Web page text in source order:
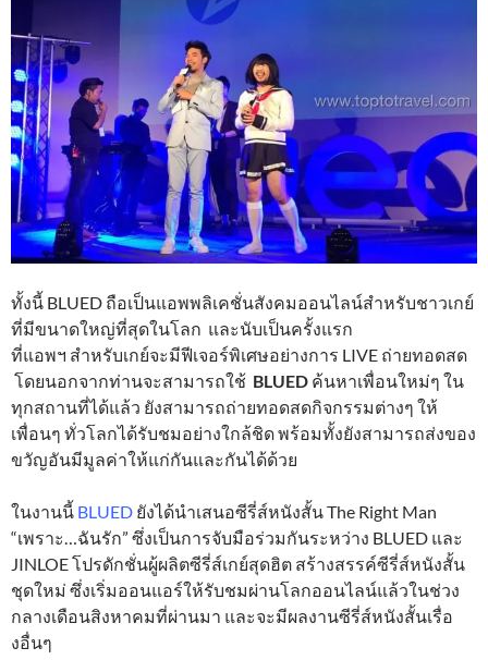
ทั้งนี้ BLUED ถือเป็นแอพพลิเคชั่นสังคมออนไลน์สำหรับชาวเกย์
ที่มีขนาดใหญ่ที่สุดในโลก และนับเป็นครั้งแรก
ที่แอพฯ สำหรับเกย์จะมีฟีเจอร์พิเศษอย่างการ LIVE ถ่ายทอดสด
โดยนอกจากท่านจะสามารถใช้ BLUED ค้นหาเพื่อนใหม่ๆ ใน
ทุกสถานที่ได้แล้ว ยังสามารถถ่ายทอดสดกิจกรรมต่างๆ ให้
เพื่อนๆ ทั่วโลกได้รับชมอย่างใกล้ชิด พร้อมทั้งยังสามารถส่งของ
ขวัญอันมีมูลค่าให้แก่กันและกันได้ด้วย
ในงานนี้ BLUED ยังได้นำเสนอซีรี่ส์หนังสั้น The Right Man
“เพราะ…ฉันรัก” ซึ่งเป็นการจับมือร่วมกันระหว่าง BLUED และ
JINLOE โปรดักชั่นผู้ผลิตซีรี่ส์เกย์สุดฮิต สร้างสรรค์ซีรี่ส์หนังสั้น
ชุดใหม่ ซึ่งเริ่มออนแอร์ให้รับชมผ่านโลกออนไลน์แล้วในช่วง
กลางเดือนสิงหาคมที่ผ่านมา และจะมีผลงานซีรี่ส์หนังสั้นเรื่อ
งอื่นๆ